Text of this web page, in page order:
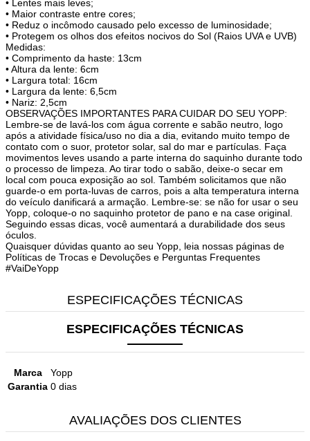
• Lentes mais leves;
• Maior contraste entre cores;
• Reduz o incômodo causado pelo excesso de luminosidade;
• Protegem os olhos dos efeitos nocivos do Sol (Raios UVA e UVB)
Medidas:
• Comprimento da haste: 13cm
• Altura da lente: 6cm
• Largura total: 16cm
• Largura da lente: 6,5cm
• Nariz: 2,5cm
OBSERVAÇÕES IMPORTANTES PARA CUIDAR DO SEU YOPP:
Lembre-se de lavá-los com água corrente e sabão neutro, logo
após a atividade física/uso no dia a dia, evitando muito tempo de
contato com o suor, protetor solar, sal do mar e partículas. Faça
movimentos leves usando a parte interna do saquinho durante todo
o processo de limpeza. Ao tirar todo o sabão, deixe-o secar em
local com pouca exposição ao sol. Também solicitamos que não
guarde-o em porta-luvas de carros, pois a alta temperatura interna
do veículo danificará a armação. Lembre-se: se não for usar o seu
Yopp, coloque-o no saquinho protetor de pano e na case original.
Seguindo essas dicas, você aumentará a durabilidade dos seus
óculos.
Quaisquer dúvidas quanto ao seu Yopp, leia nossas páginas de
Políticas de Trocas e Devoluções e Perguntas Frequentes
#VaiDeYopp
ESPECIFICAÇÕES TÉCNICAS
ESPECIFICAÇÕES TÉCNICAS
Marca
Yopp
Garantia 0 dias
AVALIAÇÕES DOS CLIENTES